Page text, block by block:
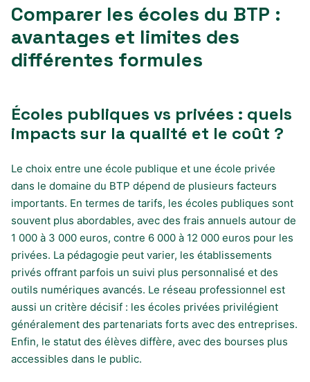
Comparer les écoles du BTP :
avantages et limites des
différentes formules
Écoles publiques vs privées : quels
impacts sur la qualité et le coût ?
Le choix entre une école publique et une école privée
dans le domaine du BTP dépend de plusieurs facteurs
importants. En termes de tarifs, les écoles publiques sont
souvent plus abordables, avec des frais annuels autour de
1 000 à 3 000 euros, contre 6 000 à 12 000 euros pour les
privées. La pédagogie peut varier, les établissements
privés offrant parfois un suivi plus personnalisé et des
outils numériques avancés. Le réseau professionnel est
aussi un critère décisif : les écoles privées privilégient
généralement des partenariats forts avec des entreprises.
Enfin, le statut des élèves diffère, avec des bourses plus
accessibles dans le public.